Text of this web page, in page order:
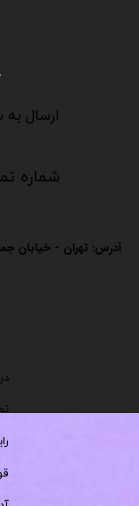
​​​​​​ارسال به
شماره
آدرس: تهران - خیابان